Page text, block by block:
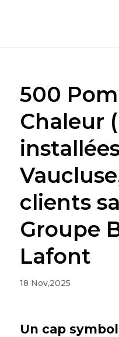
500
Chaleur
clients
Groupe
Lafont
18 Nov,2025
Un cap